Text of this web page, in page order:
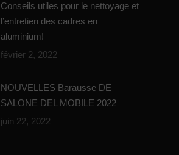
Conseils utiles pour le nettoyage et
l’entretien des cadres en
aluminium!
février 2, 2022
NOUVELLES Barausse DE
SALONE DEL MOBILE 2022
juin 22, 2022